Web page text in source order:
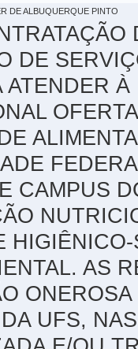
DE ALBUQUERQUE PINTO
DE
ATENDER
CAMPUS
AS
UFS,